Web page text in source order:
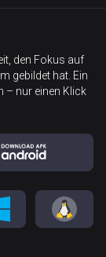
den Fokus auf
gebildet hat. Ein
– nur einen Klick